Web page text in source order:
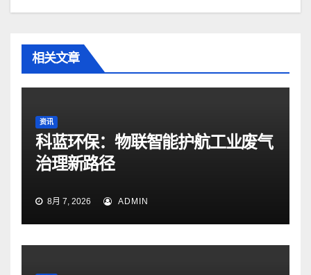
相关文章
资讯
科蓝环保：物联智能护航工业废气
治理新路径
8月 7, 2026 ADMIN